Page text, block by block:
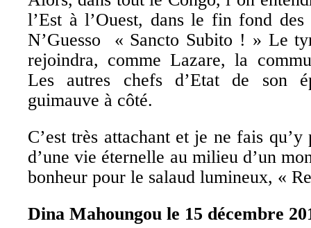
l’Est à l’Ouest, dans le fin fond
N’Guesso « Sancto Subito ! » Le
rejoindra, comme Lazare, la
Les autres chefs d’Etat de son
guimauve à côté.
C’est très attachant et je ne fais
d’une vie éternelle au milieu d’un
bonheur pour le salaud lumineux, «
Dina Mahoungou le 15 décembre